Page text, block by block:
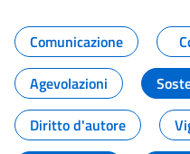
Tutti i
Comunicazione
Agevolazioni
Diritto d'autore